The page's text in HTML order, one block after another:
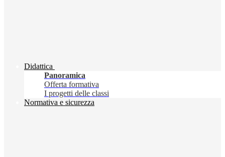
Didattica
Panoramica
Offerta formativa
I progetti delle classi
Normativa e sicurezza